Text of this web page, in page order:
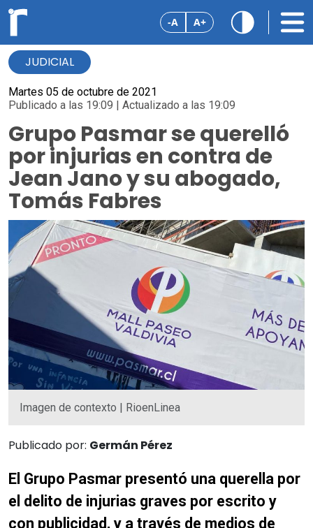
-A A+
JUDICIAL
Martes 05 de octubre de 2021
Publicado a las 19:09 | Actualizado a las 19:09
Grupo Pasmar se querelló
por injurias en contra de
Jean Jano y su abogado,
Tomás Fabres
Imagen de contexto | RioenLinea
Publicado por: Germán Pérez
El Grupo Pasmar presentó una querella por
el delito de injurias graves por escrito y
con publicidad, y a través de medios de